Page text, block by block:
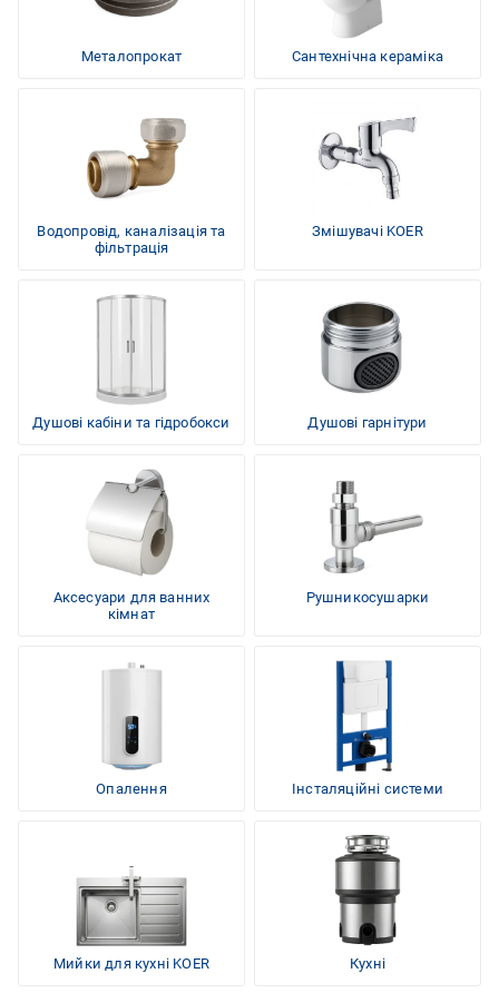
Металопрокат Сантехнічна кераміка
Водопровід, каналізація та
фільтрація
Змішувачі KOER
Душові кабіни та гідробокси Душові гарнітури
Аксесуари для ванних
кімнат
Рушникосушарки
Опалення Інсталяційні системи
Мийки для кухні KOER Кухні